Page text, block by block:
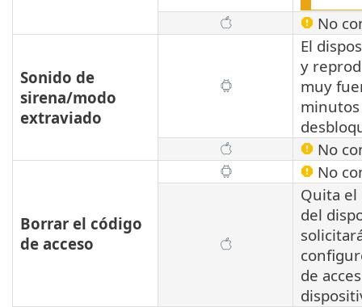
No
Sonido de
sirena/modo
extraviado
El
y
muy
No
Borrar el código
de acceso
No
Quita el
del
de